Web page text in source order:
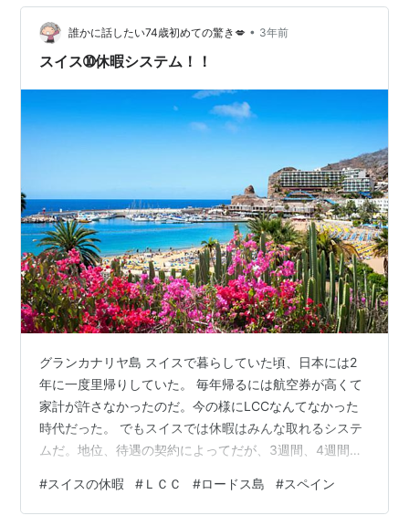
あえず行っとけ！な観光名所。 さて、私にとっての重要
ポイント、ギリシヤのロドス島編 気候 4月の…
誰かに話したい74歳初めての驚き💋 • 3年前
スイス➉休暇システム！！
グランカナリヤ島 スイスで暮らしていた頃、日本には2
年に一度里帰りしていた。 毎年帰るには航空券が高くて
家計が許さなかったのだ。今の様にLCCなんてなかった
時代だった。 でもスイスでは休暇はみんな取れるシステ
ムだ。地位、待遇の契約によってだが、3週間、4週間と
んなプランを発売している。 我が家では、日本へ行くの
は1年おき，他の年はスペインとか、 ギリシャとかに旅行
#スイスの休暇 # ＬＣＣ #ロードス島 #スペイン